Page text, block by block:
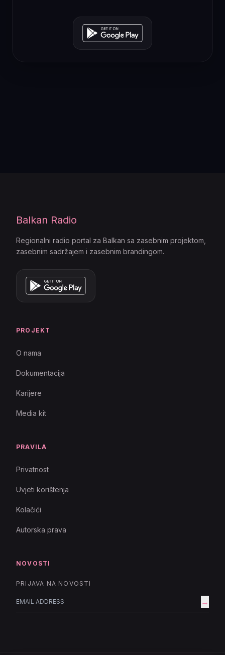
Balkan Radio
Regionalni radio portal za Balkan sa zasebnim projektom,
zasebnim sadržajem i zasebnim brandingom.
PROJEKT
O nama
Dokumentacija
Karijere
Media kit
PRAVILA
Privatnost
Uvjeti korištenja
Kolačići
Autorska prava
NOVOSTI
PRIJAVA NA NOVOSTI
→